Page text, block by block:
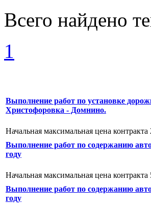
Всего найдено
1
Выполнение работ по установке
Христофоровка - Домнино.
Начальная максимальная цена контракта
Выполнение работ по содержанию
году
Начальная максимальная цена контракта
Выполнение работ по содержанию
году